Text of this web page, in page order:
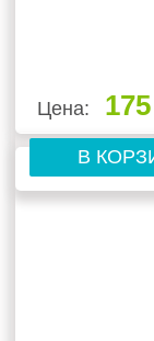
Цена:
В